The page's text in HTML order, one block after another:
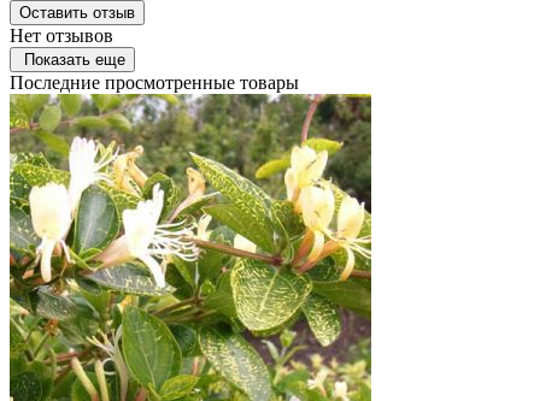
Оставить отзыв
Нет отзывов
Показать еще
Последние просмотренные товары